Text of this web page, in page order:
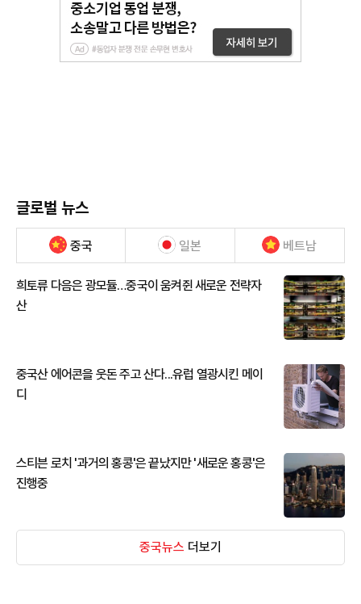
글로벌 뉴스
중국 일본 베트남
희토류 다음은 광모듈…중국이 움켜쥔 새로운 전략자
산
중국산 에어콘을 웃돈 주고 산다...유럽 열광시킨 메이
디
스티븐 로치 '과거의 홍콩'은 끝났지만 '새로운 홍콩'은
진행중
중국뉴스 더보기